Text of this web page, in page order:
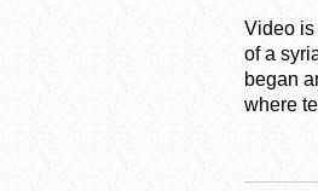
Video is
of a
began
where